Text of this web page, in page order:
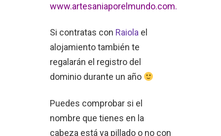
www.artesaniaporelmundo.com.
Si contratas con Raiola el
alojamiento también te
regalarán el registro del
dominio durante un año
Puedes comprobar si el
nombre que tienes en la
cabeza está ya pillado o no con